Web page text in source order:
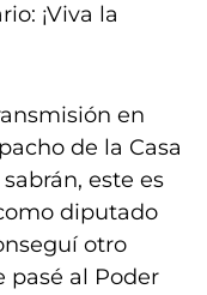
¡Viva la
en
de la Casa
este es
diputado
otro
pasé al Poder